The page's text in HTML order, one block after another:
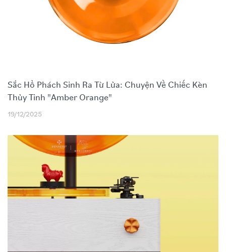
Sắc Hổ Phách Sinh Ra Từ Lửa: Chuyện Về Chiếc Kèn
Thủy Tinh "Amber Orange"
19/12/2025